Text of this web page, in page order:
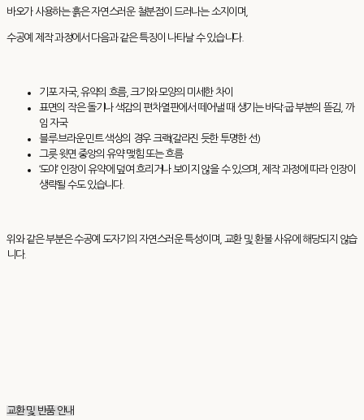
바오가 사용하는 흙은 자연스러운 철분점이 드러나는 소지이며,
수공예 제작 과정에서 다음과 같은 특징이 나타날 수 있습니다.
기포 자국, 유약의 흐름, 크기와 모양의 미세한 차이
표면의 작은 돌기나 색감의 편차열판에서 떼어낼 때 생기는 바닥·굽 부분의 뜯김, 까
임 자국
블루·브라운·민트 색상의 경우 크랙(갈라진 듯한 투명한 선)
그릇 윗면 중앙의 유약 맺힘 또는 흐름
‘도야’ 인장이 유약에 덮여 흐리거나 보이지 않을 수 있으며, 제작 과정에 따라 인장이
생략될 수도 있습니다.
위와 같은 부분은 수공예 도자기의 자연스러운 특성이며, 교환 및 환불 사유에 해당되지 않습
니다.
교환 및 반품 안내